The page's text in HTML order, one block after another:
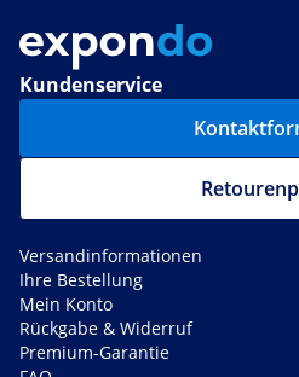
Kundenservice
Versandinformationen
Ihre Bestellung
Mein Konto
Rückgabe & Widerruf
Premium-Garantie